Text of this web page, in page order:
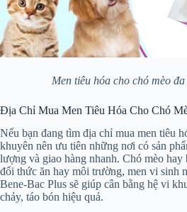
Men tiêu hóa cho chó mèo
Địa Chỉ Mua Men Tiêu Hóa Cho Chó
Nếu bạn đang tìm địa chỉ mua men tiêu
khuyên nên ưu tiên những nơi có sản
lượng và giao hàng nhanh. Chó mèo
đổi thức ăn hay môi trường, men vi sinh
Bene-Bac Plus sẽ giúp cân bằng hệ vi
chảy, táo bón hiệu quả.